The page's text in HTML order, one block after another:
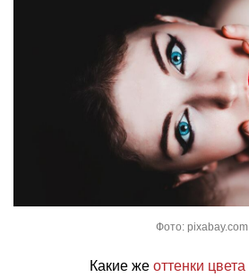
Фото: pixabay.com
Какие же оттенки цвета